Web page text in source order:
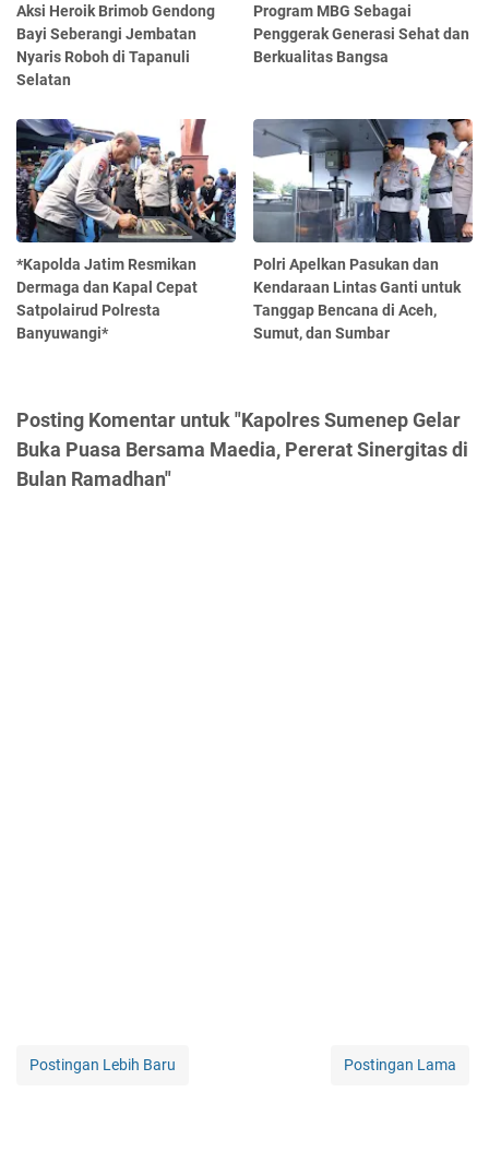
Aksi Heroik Brimob Gendong
Bayi Seberangi Jembatan
Nyaris Roboh di Tapanuli
Selatan
Program MBG Sebagai
Penggerak Generasi Sehat dan
Berkualitas Bangsa
*Kapolda Jatim Resmikan
Dermaga dan Kapal Cepat
Satpolairud Polresta
Banyuwangi*
Polri Apelkan Pasukan dan
Kendaraan Lintas Ganti untuk
Tanggap Bencana di Aceh,
Sumut, dan Sumbar
Posting Komentar untuk "Kapolres Sumenep Gelar
Buka Puasa Bersama Maedia, Pererat Sinergitas di
Bulan Ramadhan"
Postingan Lebih Baru Postingan Lama